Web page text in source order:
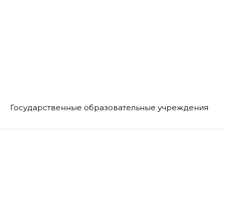
Государственные образовательные учреждения